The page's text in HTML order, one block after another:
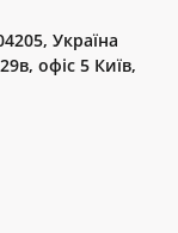
Україна
офіс 5 Київ,